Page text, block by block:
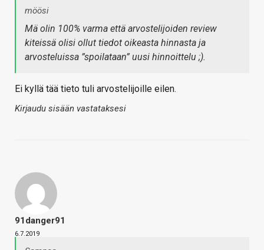
möösi
Mä olin 100% varma että arvostelijoiden review
kiteissä olisi ollut tiedot oikeasta hinnasta ja
arvosteluissa ”spoilataan” uusi hinnoittelu ;).
Ei kyllä tää tieto tuli arvostelijoille eilen.
Kirjaudu sisään vastataksesi
91danger91
6.7.2019